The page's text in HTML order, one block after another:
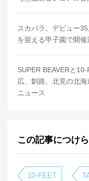
スカパラ、デビュー
を迎える甲子園で開
SUPER BEAVERと
広、釧路、北見の北
ニュース
この記事につけ
10-FEET